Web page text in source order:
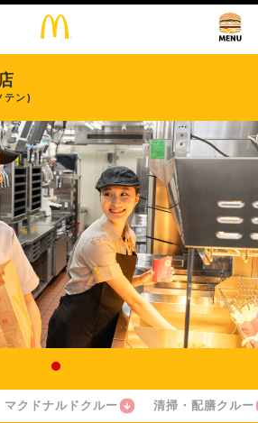
テン)
マクドナルドクルー 清掃・配膳クルー